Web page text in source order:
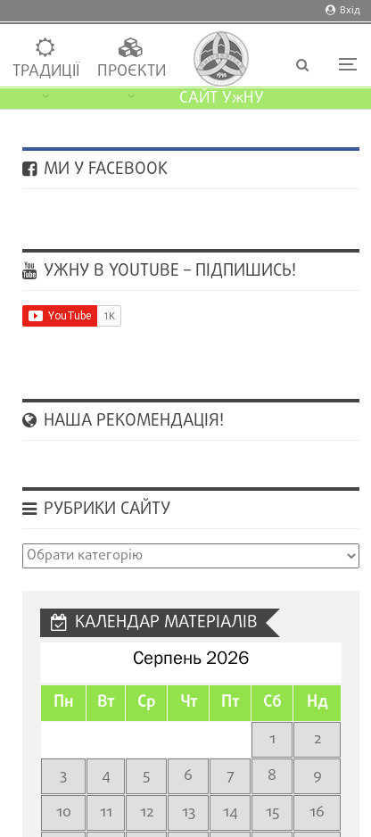
Вхід
ТРАДИЦІЇ
ПРОЄКТИ
САЙТ УжНУ
МИ У FACEBOOK
УЖНУ В YOUTUBE – ПІДПИШИСЬ!
НАША РЕКОМЕНДАЦІЯ!
РУБРИКИ САЙТУ
Рубрики
КАЛЕНДАР МАТЕРІАЛІВ
Серпень 2026
Пн Вт Ср Чт Пт Сб Нд
1
2
3
4 5 6 7 8
9
10
11 12 13 14 15
16